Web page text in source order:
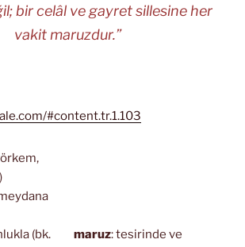
bir celâl ve gayret sillesine her
vakit maruzdur.”
#content.tr.1.103
(bk.
maruz: tesirinde ve